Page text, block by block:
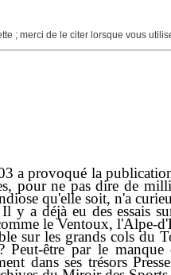
; merci de le citer lorsque vous
a provoqué la
pour ne pas dire de
qu'elle soit, n'a
a déjà eu des essais
le Ventoux, l'Alpe-
sur les grands cols du
être par le
dans ses trésors